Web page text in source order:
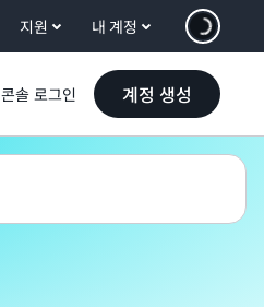
지원 내 계정
콘솔 로그인 계정 생성